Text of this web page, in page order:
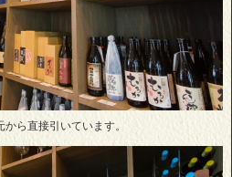
ら直接引いています。